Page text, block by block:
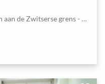
Coworking space in Weil am Rhein aan de Zwitserse grens - Basel